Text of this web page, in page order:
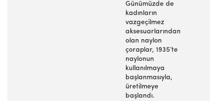
Günümüzde de
kadınların
vazgeçilmez
aksesuarlarından
olan naylon
çoraplar, 1935’te
naylonun
kullanılmaya
başlanmasıyla,
üretilmeye
başlandı.